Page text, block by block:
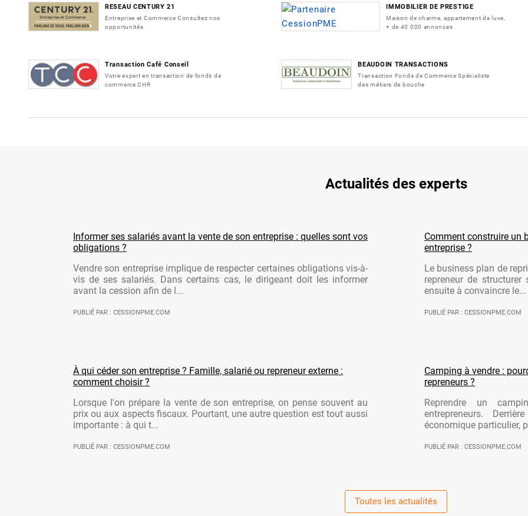
RESEAU CENTURY 21
Entreprise et Commerce Consultez nos
opportunités
IMMOBILIER DE PRESTIGE
Maison de charme, appartement de luxe,
+ de 40 000 annonces
Transaction Café Conseil
Votre expert en transaction de fonds de
commerce CHR
BEAUDOIN TRANSACTIONS
Transaction Fonds de Commerce Spécialiste
des métiers de bouche
Actualités des experts
Informer ses salariés avant la vente de son entreprise : quelles sont vos
obligations ?
Vendre son entreprise implique de respecter certaines obligations vis-à-
vis de ses salariés. Dans certains cas, le dirigeant doit les informer
avant la cession afin de l...
PUBLIÉ PAR : CESSIONPME.COM
Comment construire un
entreprise ?
Le business plan de
repreneur de
ensuite à convaincre le...
PUBLIÉ PAR : CESSIONPME.COM
À qui céder son entreprise ? Famille, salarié ou repreneur externe :
comment choisir ?
Lorsque l'on prépare la vente de son entreprise, on pense souvent au
prix ou aux aspects fiscaux. Pourtant, une autre question est tout aussi
importante : à qui t...
PUBLIÉ PAR : CESSIONPME.COM
Camping à vendre :
repreneurs ?
Reprendre un
entrepreneurs.
économique particulier,
PUBLIÉ PAR : CESSIONPME.COM
Toutes les actualités